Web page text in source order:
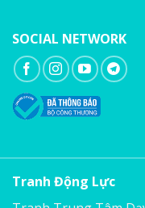
SOCIAL NETWORK
Tranh Động Lực